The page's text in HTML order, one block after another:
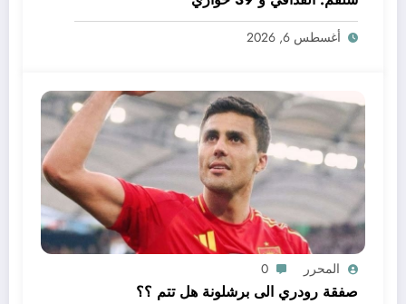
أغسطس 6, 2026
المحرر 0
صفقة رودري الى برشلونة هل تتم ؟؟